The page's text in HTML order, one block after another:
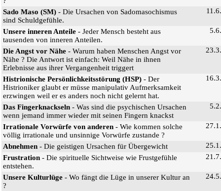
Sado Maso (SM) - Die Ursachen von Sadomasochismus
sind Schuldgefühle.
Unsere inneren Anteile - Jeder Mensch besteht aus
tausenden von inneren Anteilen.
Die Angst vor Nähe - Warum haben Menschen Angst vor
Nähe ? Die Antwort ist einfach: Weil Nähe in ihnen
Erlebnisse aus ihrer Vergangenheit triggert
Histrionische Persönlichkeitsstörung (HSP) - Der
Histrioniker glaubt er müsse manipulativ Aufmerksamkeit
erzwingen weil er es anders noch nicht gelernt hat.
Das Fingerknackseln - Was sind die psychischen Ursachen
wenn jemand immer wieder mit seinen Fingern knackst
Irrationale Vorwürfe von anderen - Wie kommen solche
völlig irrationale und unsinnige Vorwürfe zustande ?
Abnehmen - Die geistigen Ursachen für Übergewicht
Frustration - Die spirituelle Sichtweise wie Frustgefühle
entstehen.
Unsere Kulturlüge - Wo fängt die Lüge in unserer Kultur an
?